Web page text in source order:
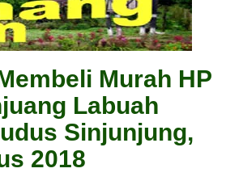
Murah HP
Labuah
Sinjunjung,
2018